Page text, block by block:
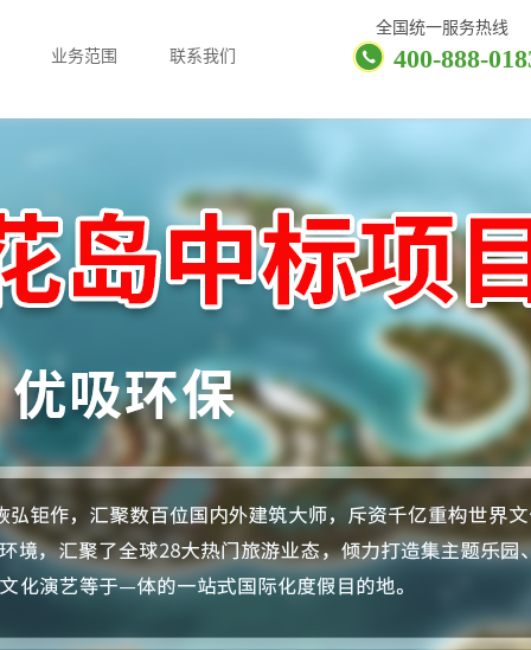
全国统一服务热线
400-888-
业务范围 联系我们